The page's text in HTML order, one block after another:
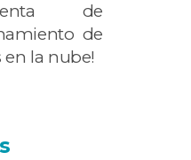
de
de
en la nube!